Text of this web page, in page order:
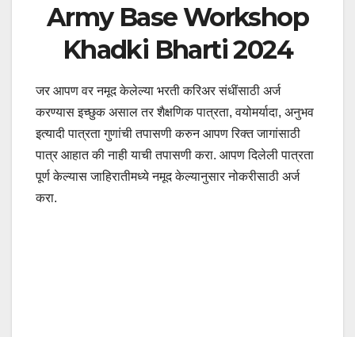
Army Base Workshop
Khadki Bharti 2024
जर आपण वर नमूद केलेल्या भरती करिअर संधींसाठी अर्ज
करण्यास इच्छुक असाल तर शैक्षणिक पात्रता, वयोमर्यादा, अनुभव
इत्यादी पात्रता गुणांची तपासणी करुन आपण रिक्त जागांसाठी
पात्र आहात की नाही याची तपासणी करा. आपण दिलेली पात्रता
पूर्ण केल्यास जाहिरातीमध्ये नमूद केल्यानुसार नोकरीसाठी अर्ज
करा.